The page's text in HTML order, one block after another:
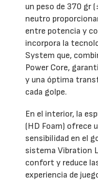
un peso de 370 gr
neutro
entre potencia y
incorpora la
System que,
Power Core,
y una óptima
cada golpe.
En el interior, la
(HD Foam) ofrece
sensibilidad en el
sistema Vibration
confort y reduce
experiencia de